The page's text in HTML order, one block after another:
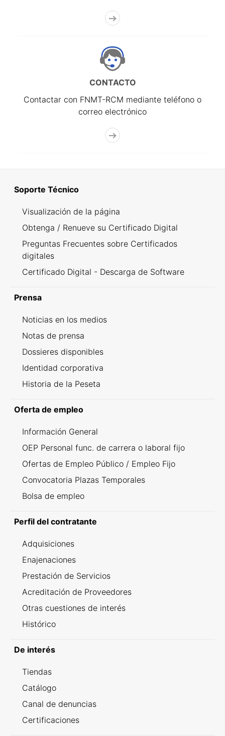
CONTACTO
Contactar con FNMT-RCM mediante teléfono o
correo electrónico
Soporte Técnico
Visualización de la página
Obtenga / Renueve su Certificado Digital
Preguntas Frecuentes sobre Certificados
digitales
Certificado Digital - Descarga de Software
Prensa
Noticias en los medios
Notas de prensa
Dossieres disponibles
Identidad corporativa
Historia de la Peseta
Oferta de empleo
Información General
OEP Personal func. de carrera o laboral fijo
Ofertas de Empleo Público / Empleo Fijo
Convocatoria Plazas Temporales
Bolsa de empleo
Perfil del contratante
Adquisiciones
Enajenaciones
Prestación de Servicios
Acreditación de Proveedores
Otras cuestiones de interés
Histórico
De interés
Tiendas
Catálogo
Canal de denuncias
Certificaciones